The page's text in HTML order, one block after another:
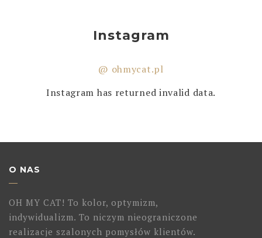
Instagram
@ ohmycat.pl
Instagram has returned invalid data.
O NAS
OH MY CAT! To kolor, optymizm,
indywidualizm. To niczym nieograniczone
realizacje szalonych pomysłów klientów.